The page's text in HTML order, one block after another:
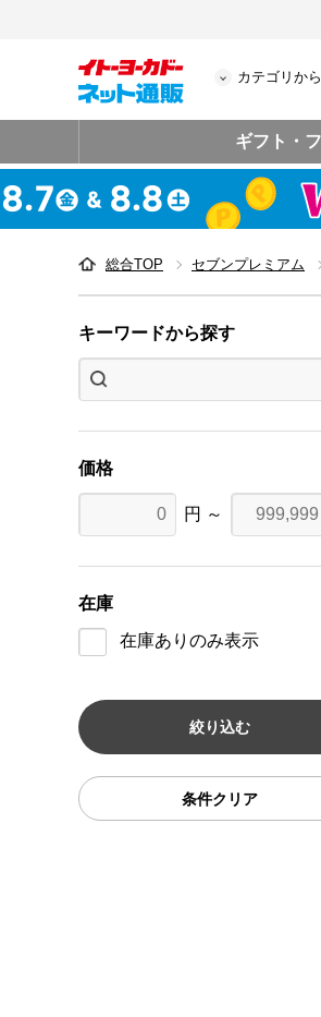
カテゴリか
ギフト・
総合TOP セブンプレミアム
キーワードから探す
価格
円 ～
在庫
在庫ありのみ表示
条件クリア